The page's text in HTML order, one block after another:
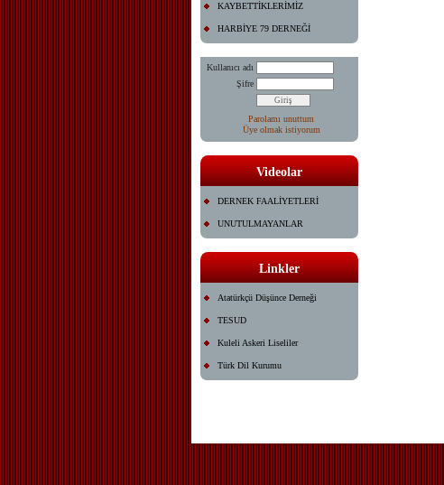
KAYBETTİKLERİMİZ
HARBİYE 79 DERNEĞİ
Kullanıcı adı
Şifre
Parolamı unuttum
Üye olmak istiyorum
Videolar
DERNEK FAALİYETLERİ
UNUTULMAYANLAR
Linkler
Atatürkçü Düşünce Derneği
TESUD
Kuleli Askeri Liseliler
Türk Dil Kurumu